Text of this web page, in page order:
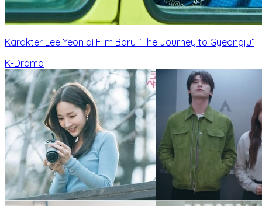
Karakter Lee Yeon di Film Baru “The Journey to Gyeongju”
K-Drama